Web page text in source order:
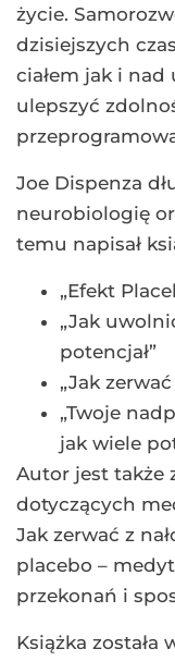
życie.
dzisiejszych
ciałem jak i nad
ulepszyć
Joe Dispenza
neurobiologię
temu napisał
„Efekt
„Jak
potencjał”
„Jak
„Twoje
jak wiele
Autor jest także
dotyczących
Jak zerwać z
placebo –
przekonań i
Książka